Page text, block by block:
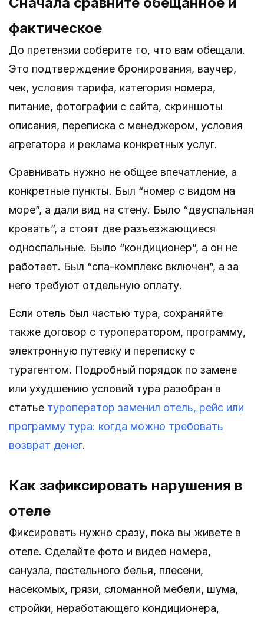
фактическое
До претензии соберите то, что вам обещали.
Это подтверждение бронирования, ваучер,
чек, условия тарифа, категория номера,
питание, фотографии с сайта, скриншоты
описания, переписка с менеджером, условия
агрегатора и реклама конкретных услуг.
Сравнивать нужно не общее впечатление, а
конкретные пункты. Был “номер с видом на
море”, а дали вид на стену. Было “двуспальная
кровать”, а стоят две разъезжающиеся
односпальные. Было “кондиционер”, а он не
работает. Был “спа-комплекс включен”, а за
него требуют отдельную оплату.
Если отель был частью тура, сохраняйте
также договор с туроператором, программу,
электронную путевку и переписку с
турагентом. Подробный порядок по замене
или ухудшению условий тура разобран в
статье туроператор заменил отель, рейс или
программу тура: когда можно требовать
возврат денег.
Как зафиксировать нарушения в
отеле
Фиксировать нужно сразу, пока вы живете в
отеле. Сделайте фото и видео номера,
санузла, постельного белья, плесени,
насекомых, грязи, сломанной мебели, шума,
стройки, неработающего кондиционера,